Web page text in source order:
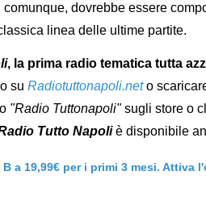
comunque, dovrebbe essere
linea delle ultime partite.
, la prima radio tematica tutta
su Radiotuttonapoli.neto
"Radio Tuttonapoli"sugli store o
Tutto Napoliè disponibile
a 19,99€ per i primi 3 mesi. Attiva